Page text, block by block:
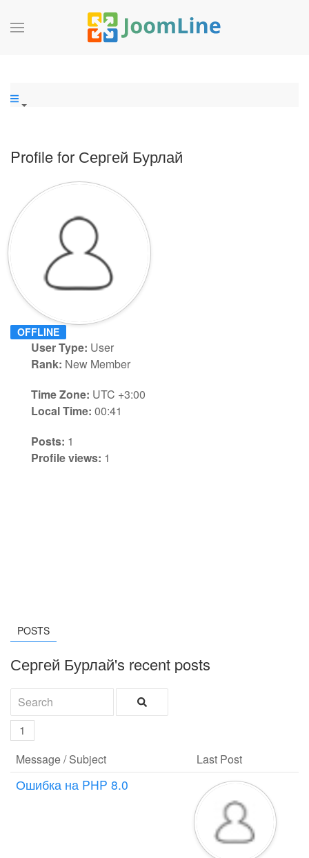
Profile for Сергей Бурлай
OFFLINE
User Type: User
Rank: New Member
Time Zone: UTC +3:00
Local Time: 00:41
Posts: 1
Profile views: 1
POSTS
Сергей Бурлай's recent posts
1
Message / Subject
Last Post
Ошибка на PHP 8.0